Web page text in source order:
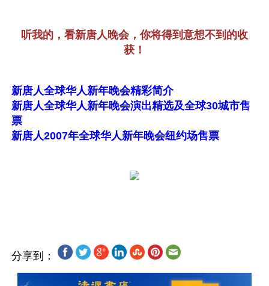
听我的，看新唐人晚会，你将得到意想不到的收
获！
新唐人全球华人新年晚会精彩简介
新唐人全球华人新年晚会演出精选及全球30城市售
票
新唐人2007年全球华人新年晚会纽约场售票
分享到：